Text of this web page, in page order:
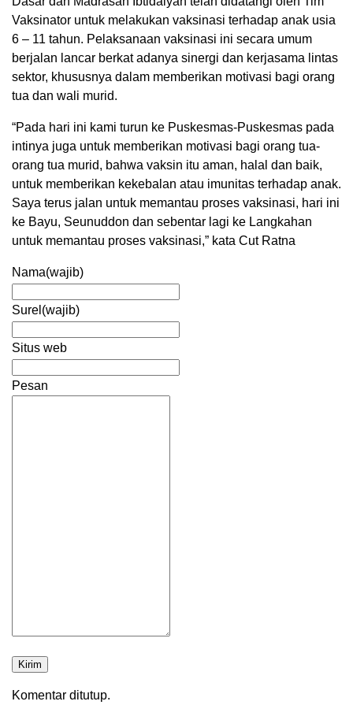
Vaksinator untuk melakukan vaksinasi terhadap anak usia
6 – 11 tahun. Pelaksanaan vaksinasi ini secara umum
berjalan lancar berkat adanya sinergi dan kerjasama lintas
sektor, khususnya dalam memberikan motivasi bagi orang
tua dan wali murid.
“Pada hari ini kami turun ke Puskesmas-Puskesmas pada
intinya juga untuk memberikan motivasi bagi orang tua-
orang tua murid, bahwa vaksin itu aman, halal dan baik,
untuk memberikan kekebalan atau imunitas terhadap anak.
Saya terus jalan untuk memantau proses vaksinasi, hari ini
ke Bayu, Seunuddon dan sebentar lagi ke Langkahan
untuk memantau proses vaksinasi,” kata Cut Ratna
Nama(wajib)
Surel (wajib)
Situs web
Pesan
Kirim
Komentar ditutup.